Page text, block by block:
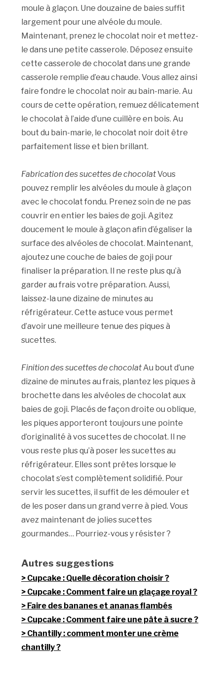
moule à glaçon. Une douzaine de baies suffit
largement pour une alvéole du moule.
Maintenant, prenez le chocolat noir et mettez-
le dans une petite casserole. Déposez ensuite
cette casserole de chocolat dans une grande
casserole remplie d’eau chaude. Vous allez ainsi
faire fondre le chocolat noir au bain-marie. Au
cours de cette opération, remuez délicatement
le chocolat à l’aide d’une cuillère en bois. Au
bout du bain-marie, le chocolat noir doit être
parfaitement lisse et bien brillant.
Fabrication des sucettes de chocolatVous
pouvez remplir les alvéoles du moule à glaçon
avec le chocolat fondu. Prenez soin de ne pas
couvrir en entier les baies de goji. Agitez
doucement le moule à glaçon afin d’égaliser la
surface des alvéoles de chocolat. Maintenant,
ajoutez une couche de baies de goji pour
finaliser la préparation. Il ne reste plus qu’à
garder au frais votre préparation. Aussi,
laissez-la une dizaine de minutes au
réfrigérateur. Cette astuce vous permet
d’avoir une meilleure tenue des piques à
sucettes.
Finition des sucettes de chocolatAu bout d’une
dizaine de minutes au frais, plantez les piques à
brochette dans les alvéoles de chocolat aux
baies de goji. Placés de façon droite ou oblique,
les piques apporteront toujours une pointe
d’originalité à vos sucettes de chocolat. Il ne
vous reste plus qu’à poser les sucettes au
réfrigérateur. Elles sont prêtes lorsque le
chocolat s’est complètement solidifié. Pour
servir les sucettes, il suffit de les démouler et
de les poser dans un grand verre à pied. Vous
avez maintenant de jolies sucettes
gourmandes… Pourriez-vous y résister ?
Autres suggestions
Cupcake : Quelle décoration choisir ?
Cupcake : Comment faire un glaçage royal ?
Faire des bananes et ananas flambés
Cupcake : Comment faire une pâte à sucre ?
Chantilly : comment monter une crème
chantilly ?